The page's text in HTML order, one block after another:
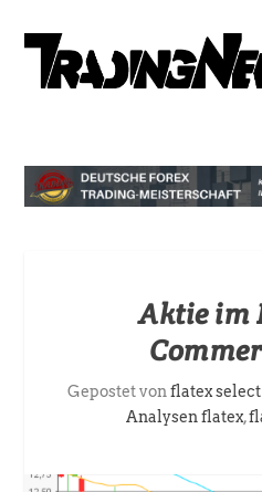
Aktie im
Gepostet vonflatex select
Analysen flatex,